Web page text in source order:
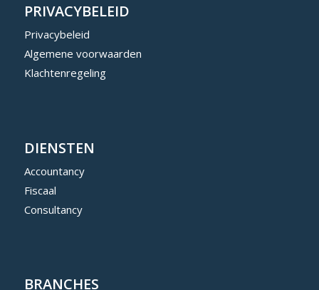
PRIVACYBELEID
Privacybeleid
Algemene voorwaarden
Klachtenregeling
DIENSTEN
Accountancy
Fiscaal
Consultancy
BRANCHES